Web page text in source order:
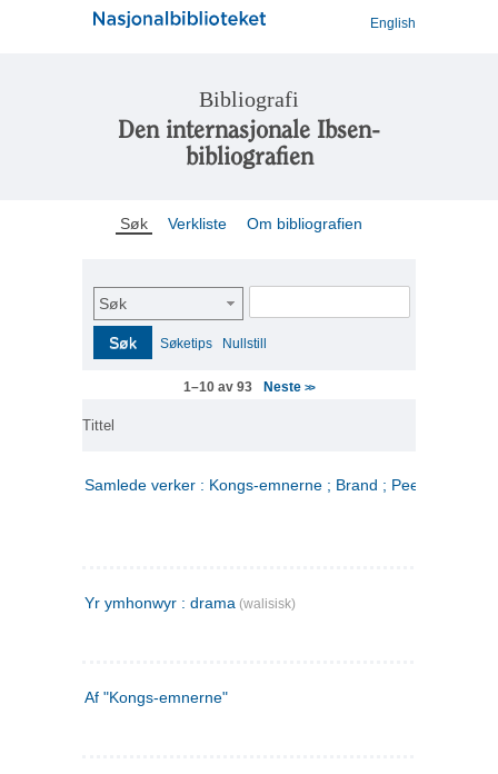
English
Bibliografi
Den internasjonale Ibsen-
bibliografien
Søk Verkliste Om bibliografien
Søk
Søk Søketips Nullstill
1–10 av 93 Neste>>
Tittel
Samlede verker : Kongs-emnerne ; Brand ; Peer Gynt. 2
Yr ymhonwyr : drama (walisisk)
Af "Kongs-emnerne"